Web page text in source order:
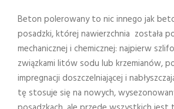
Beton polerowany to nic innego jak
posadzki, której nawierzchnia została
mechanicznej i chemicznej: najpierw
związkami litów sodu lub krzemianów,
impregnacji doszczelniającej i
tę stosuje się na nowych,